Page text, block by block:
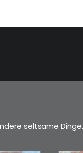
seltsame Dinge.